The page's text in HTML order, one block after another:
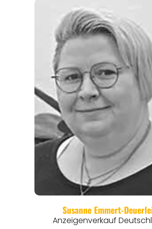
REGIONEN
ORTE
EVENTS
REISEFÜHRER
REISEMAGAZINE